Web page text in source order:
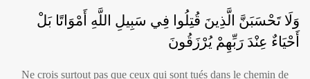
وَلَا تَحْسَبَنَّ الَّذِينَ قُتِلُوا فِي سَبِيلِ اللَّهِ أَمْوَاتًا بَلْ
أَحْيَاءٌ عِنْدَ رَبِّهِمْ يُرْزَقُونَ
Ne crois surtout pas que ceux qui sont tués dans le chemin de